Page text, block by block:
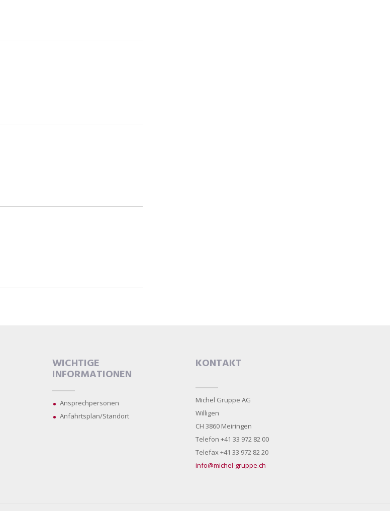
WICHTIGE
INFORMATIONEN
Ansprechpersonen
Anfahrtsplan/Standort
KONTAKT
Michel Gruppe AG
Willigen
CH 3860 Meiringen
Telefon +41 33 972 82 00
Telefax +41 33 972 82 20
info@michel-gruppe.ch